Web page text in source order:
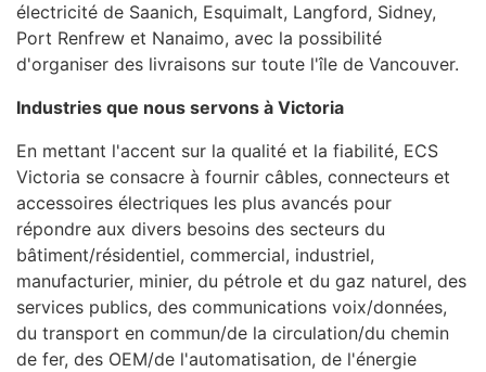
électricité de Saanich, Esquimalt, Langford, Sidney,
Port Renfrew et Nanaimo, avec la possibilité
d'organiser des livraisons sur toute l'île de Vancouver.
Industries que nous servons à Victoria
En mettant l'accent sur la qualité et la fiabilité, ECS
Victoria se consacre à fournir câbles, connecteurs et
accessoires électriques les plus avancés pour
répondre aux divers besoins des secteurs du
bâtiment/résidentiel, commercial, industriel,
manufacturier, minier, du pétrole et du gaz naturel, des
services publics, des communications voix/données,
du transport en commun/de la circulation/du chemin
de fer, des OEM/de l'automatisation, de l'énergie